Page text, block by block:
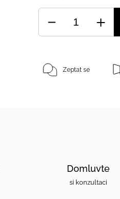
Zeptat se
Domluvte
si konzultaci